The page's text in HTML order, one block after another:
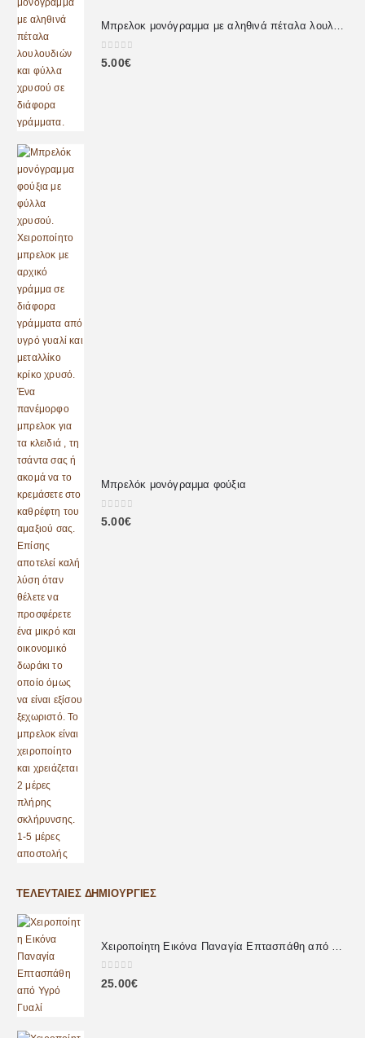
Μπρελοκ μονόγραμμα με αληθινά πέταλα λουλουδιών
0 out of 5
5.00€
Μπρελόκ μονόγραμμα φούξια
0 out of 5
5.00€
ΤΕΛΕΥΤΑΊΕΣ ΔΗΜΙΟΥΡΓΊΕΣ
Χειροποίητη Εικόνα Παναγία Επτασπάθη από Υγρό Γυαλί
0out of 5
25.00€